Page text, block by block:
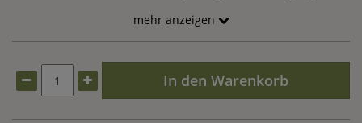
Palette können die Holz- und Metallelemente gegen Aufpreis
nach Ihren Vorstellungen individualisiert werden. Teilen Sie
mehr anzeigen
In den Warenkorb